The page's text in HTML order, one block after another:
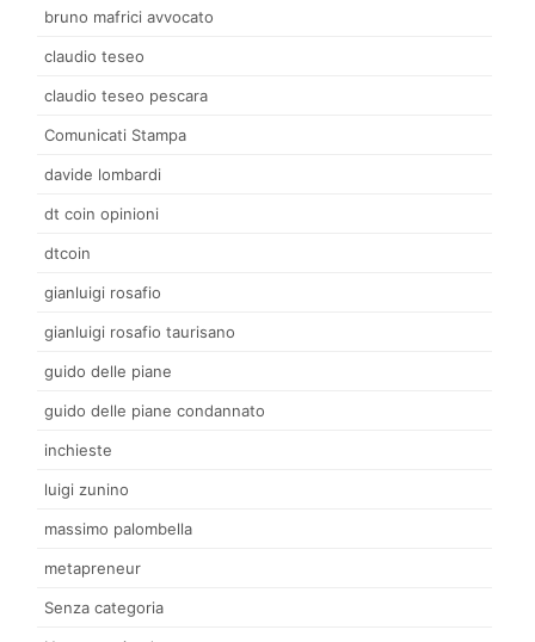
bruno mafrici avvocato
claudio teseo
claudio teseo pescara
Comunicati Stampa
davide lombardi
dt coin opinioni
dtcoin
gianluigi rosafio
gianluigi rosafio taurisano
guido delle piane
guido delle piane condannato
inchieste
luigi zunino
massimo palombella
metapreneur
Senza categoria